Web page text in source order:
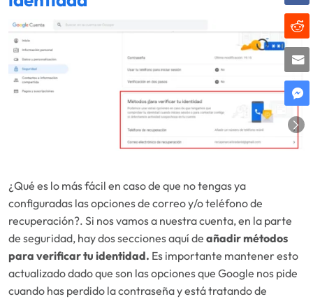
¿Qué es lo más fácil en caso de que no tengas ya
configuradas las opciones de correo y/o teléfono de
recuperación?. Si nos vamos a nuestra cuenta, en la parte
de seguridad, hay dos secciones aquí de añadir métodos
para verificar tu identidad. Es importante mantener esto
actualizado dado que son las opciones que Google nos pide
cuando has perdido la contraseña y está tratando de